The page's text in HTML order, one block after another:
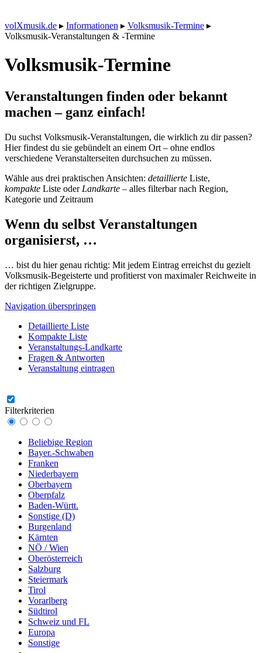
volXmusik.de ▸ Informationen ▸ Volksmusik-Termine ▸
Volksmusik-Veranstaltungen & -Termine
Volksmusik-Termine
Veranstaltungen finden oder bekannt
machen – ganz einfach!
Du suchst Volksmusik-Veranstaltungen, die wirklich zu dir passen?
Hier findest du sie gebündelt an einem Ort – ohne endlos
verschiedene Veranstalterseiten durchsuchen zu müssen.
Wähle aus drei praktischen Ansichten: detaillierte Liste,
kompakte Liste oder Landkarte – alles filterbar nach Region,
Kategorie und Zeitraum
Wenn du selbst Veranstaltungen
organisierst, …
… bist du hier genau richtig: Mit jedem Eintrag erreichst du gezielt
Volksmusik-Begeisterte und profitierst von maximaler Reichweite in
der richtigen Zielgruppe.
Navigation überspringen
Detaillierte Liste
Kompakte Liste
Veranstaltungs-Landkarte
Fragen & Antworten
Veranstaltung eintragen
Filterkriterien
Beliebige Region
Bayer.-Schwaben
Franken
Niederbayern
Oberbayern
Oberpfalz
Baden-Württ.
Sonstige (D)
Burgenland
Kärnten
NÖ / Wien
Oberösterreich
Salzburg
Steiermark
Tirol
Vorarlberg
Südtirol
Schweiz und FL
Europa
Sonstige